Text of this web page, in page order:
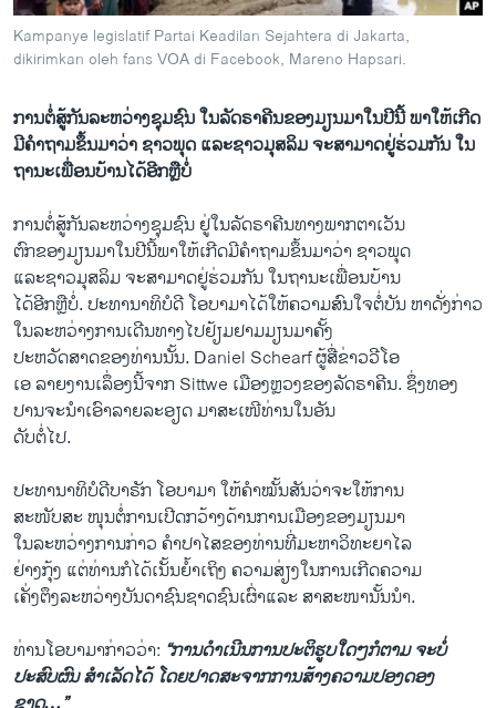
ພາສາອັງກິດ
ວີດີໂອ
ລາຍການກະຈາຍສຽງ
ລາຍງານ
ຕິດຕາມພວກເຮົາ ທີ່
ພາສາຕ່າງໆ
Kampanye legislatif Partai Keadilan Sejahtera di Jakarta,
dikirimkan oleh fans VOA di Facebook, Mareno Hapsari.
ການຕໍ່ສູ້ກັນລະຫວ່າງຊຸມຊົນ ໃນລັດຣາຄີນຂອງມຽນມາໃນປີນີ້ ພາໃຫ້ເກີດ
ມີຄໍາຖາມຂຶ້ນມາວ່າ ຊາວພຸດ ແລະຊາວມຸສລິມ ຈະສາມາດຢູ່ຮ່ວມກັນ ໃນ
ຖານະເພື່ອນບ້ານໄດ້ອີກຫຼືບໍ່
ການຕໍ່ສູ້ກັນລະຫວ່າງຊຸມຊົນ ຢູ່ໃນລັດຣາຄີນທາງພາກຕາເວັນ
ຕົກຂອງມຽນມາໃນປີນີ້ພາໃຫ້ເກີດມີຄໍາຖາມຂຶ້ນມາວ່າ ຊາວພຸດ
ແລະຊາວມຸສລິມ ຈະສາມາດຢູ່ຮ່ວມກັນ ໃນຖານະເພື່ອນບ້ານ
ໄດ້ອີກຫຼືບໍ່. ປະທານາທິບໍດີ ໂອບາມາໄດ້ໃຫ້ຄວາມສົນໃຈຕໍ່ບັນ​ ຫາດັ່ງກ່າວ
ໃນລະຫວ່າງການເດີນທາງໄປຢ້ຽມຢາມມຽນມາຄັ້ງ
ປະຫວັດສາດຂອງທ່ານນັ້ນ. Daniel Schearf ຜູ້ສື່ຂ່າວວີໂອ
ເອ ລາຍງານເລຶ່ອງນີ້ຈາກ Sittwe ເມືອງຫຼວງຂອງລັດຣາຄີນ. ຊຶ່ງທອງ
ປານຈະນໍາເອົາລາຍລະອຽດ ມາສະເໜີທ່ານໃນອັນ
ດັບຕໍ່ໄປ.
ປະທານາທິບໍດີບາຣັກ ໂອບາມາ ໃຫ້ຄຳໝັ້ນສັນວ່າຈະໃຫ້ການ​
ສະໜັບສະ ໜຸນຕໍ່ການເປີດກວ້າງດ້ານການເມືອງຂອງມຽນມາ
ໃນລະຫວ່າງການກ່າວ ຄໍາປາໄສຂອງທ່ານທີ່ມະຫາວິທະຍາໄລ
ຢ່າງກຸ້ງ ແຕ່ທ່ານກໍໄດ້ເນັ້ນຍໍ້າເຖິງ ຄວາມສ່ຽງໃນການເກີດຄວາມ
ເຄັ່ງຕຶງລະຫວ່າງບັນດາຊົນຊາດຊົນເຜົ່າແລະ ສາສະໜານັ້ນນໍາ.
ທ່ານໂອບາມາກ່າວວ່າ: “ການດໍາເນີນການປະຕິຮູບໃດໆກໍຕາມ ຈະບໍ່
ປະສົບຜົນ ສໍາເລັດໄດ້ ໂດຍປາດສະຈາກການສ້າງຄວາມປອງດອງ